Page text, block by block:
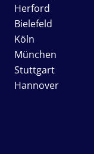
Herford
Bielefeld
Köln
München
Stuttgart
Hannover